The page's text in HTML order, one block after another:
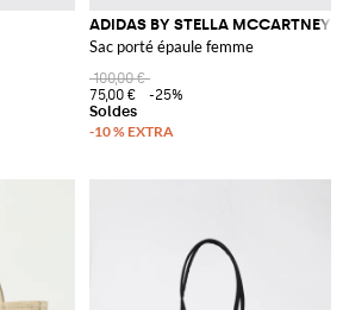
ADIDAS BY STELLA MCCARTNEY
Sac porté épaule femme
100,00 €
75,00 €
-25%